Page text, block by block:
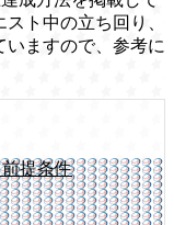
ト中の立ち回り、
ますので、参考に
提条件